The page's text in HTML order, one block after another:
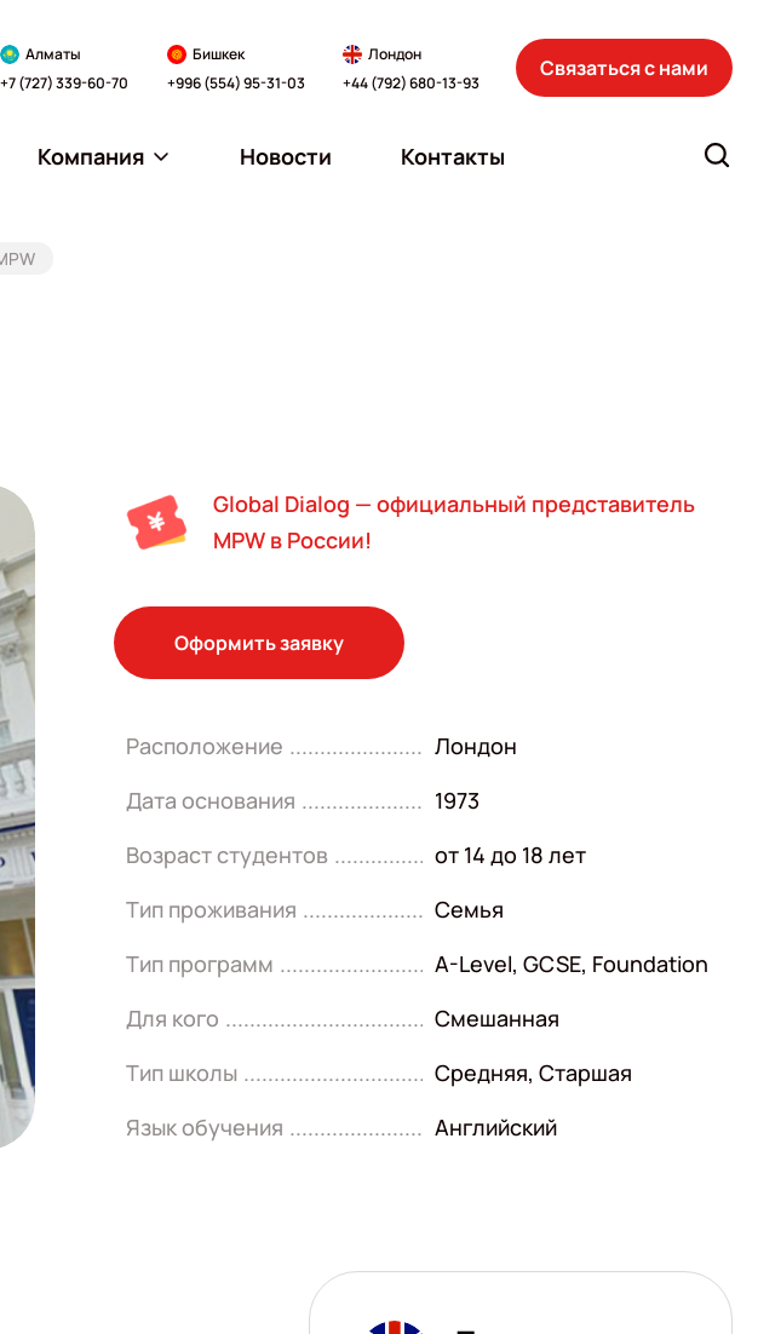
Алматы
+7 (727) 339-60-70
Бишкек
+996 (554) 95-31-03
Лондон
+44 (792) 680-13-93
Связаться с нами
Компания Новости Контакты
Global Dialog — официальный представитель
MPW в России!
Оформить заявку
Расположение
Лондон
Дата основания
1973
Возраст студентов
от 14 до 18 лет
Тип проживания
Семья
Тип программ
A-Level, GCSE, Foundation
Для кого
Смешанная
Тип школы
Средняя, Старшая
Язык обучения
Английский